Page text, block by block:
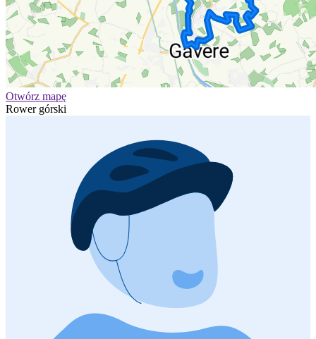
Otwórz mapę
Rower górski